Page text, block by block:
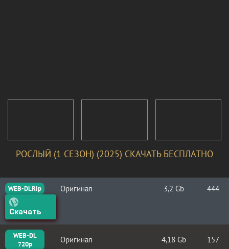
РОСЛЫЙ (1 СЕЗОН) (2025) СКАЧАТЬ БЕСПЛАТНО
WEB-DLRip Оригинал 3,2 Gb 444
Скачать
WEB-DL
720p
Оригинал 4,18 Gb 157